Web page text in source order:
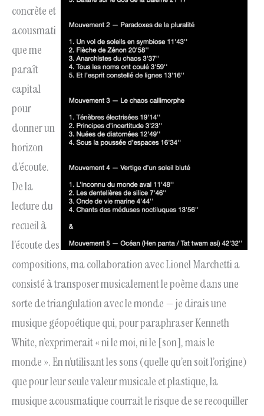
concrète et
acousmati
que me
paraît
capital
pour
donner un
horizon
d’écoute.
De la
lecture du
recueil à
l’écoute des
compositions, ma collaboration avec Lionel Marchetti a
consisté à transposer musicalement le poème dans une
sorte de triangulation avec le monde — je dirais une
musique géopoétique qui, pour paraphraser Kenneth
White, n’exprimerait « ni le moi, ni le [son], mais le
monde ». En n’utilisant les sons (quelle qu’en soit l’origine)
que pour leur seule valeur musicale et plastique, la
musique acousmatique courrait le risque de se recoquiller